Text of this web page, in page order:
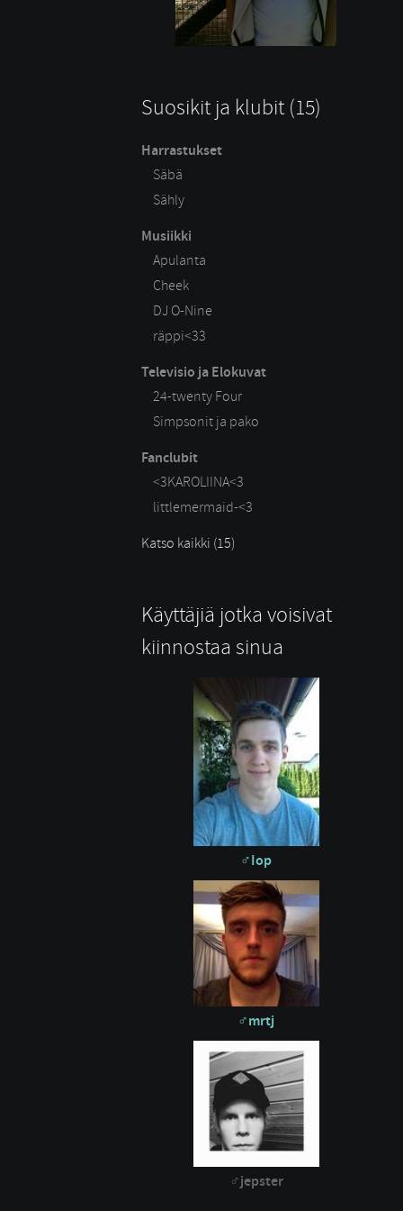
Suosikit ja klubit (15)
Harrastukset
Säbä
Sähly
Musiikki
Apulanta
Cheek
DJ O-Nine
räppi<33
Televisio ja Elokuvat
24-twenty Four
Simpsonit ja pako
Fanclubit
<3KAROLIINA<3
littlemermaid-<3
Katso kaikki (15)
Käyttäjiä jotka voisivat
kiinnostaa sinua
Iop
mrtj
jepster